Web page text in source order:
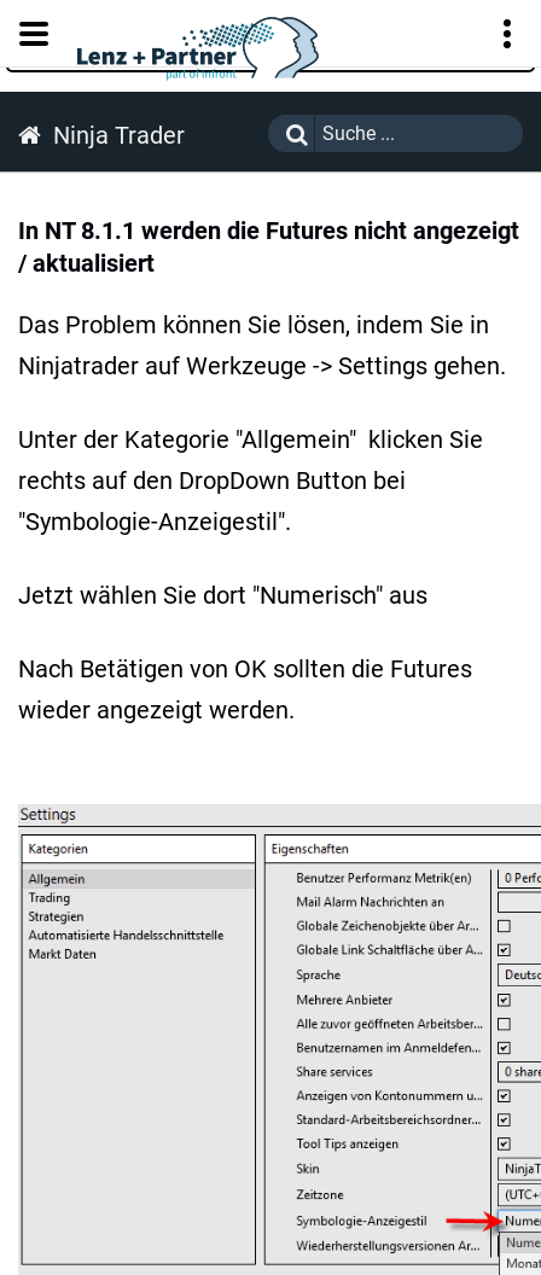
KUNDENPORTAL
Ninja Trader
In NT 8.1.1 werden die Futures nicht angezeigt
/ aktualisiert
Das Problem können Sie lösen, indem Sie in
Ninjatrader auf Werkzeuge -> Settings gehen.
Unter der Kategorie "Allgemein" klicken Sie
rechts auf den DropDown Button bei
"Symbologie-Anzeigestil".
Jetzt wählen Sie dort "Numerisch" aus
Nach Betätigen von OK sollten die Futures
wieder angezeigt werden.